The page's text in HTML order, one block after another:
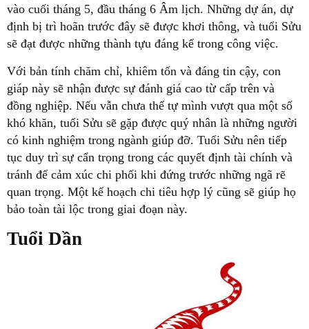
vào cuối tháng 5, đầu tháng 6 Âm lịch. Những dự án, dự
định bị trì hoãn trước đây sẽ được khơi thông, và tuổi Sửu
sẽ đạt được những thành tựu đáng kể trong công việc.
Với bản tính chăm chỉ, khiêm tốn và đáng tin cậy, con
giáp này sẽ nhận được sự đánh giá cao từ cấp trên và
đồng nghiệp. Nếu vẫn chưa thể tự mình vượt qua một số
khó khăn, tuổi Sửu sẽ gặp được quý nhân là những người
có kinh nghiệm trong ngành giúp đỡ. Tuổi Sửu nên tiếp
tục duy trì sự cẩn trọng trong các quyết định tài chính và
tránh để cảm xúc chi phối khi đứng trước những ngã rẽ
quan trọng. Một kế hoạch chi tiêu hợp lý cũng sẽ giúp họ
bảo toàn tài lộc trong giai đoạn này.
Tuổi Dần